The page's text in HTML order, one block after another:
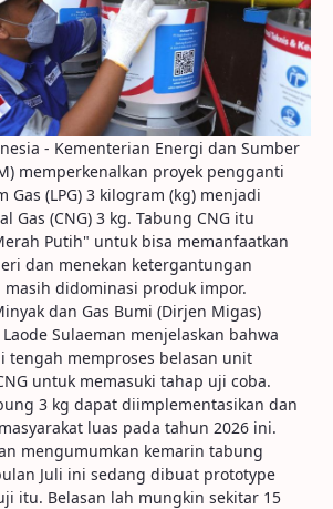
- Kementerian Energi dan Sumber
memperkenalkan proyek pengganti
Gas (LPG) 3 kilogram (kg) menjadi
Gas (CNG) 3 kg. Tabung CNG itu
Putih" untuk bisa memanfaatkan
dan menekan ketergantungan
masih didominasi produk impor.
dan Gas Bumi (Dirjen Migas)
Laode Sulaeman menjelaskan bahwa
tengah memproses belasan unit
untuk memasuki tahap uji coba.
3 kg dapat diimplementasikan dan
luas pada tahun 2026 ini.
mengumumkan kemarin tabung
Juli ini sedang dibuat prototype
itu. Belasan lah mungkin sekitar 15